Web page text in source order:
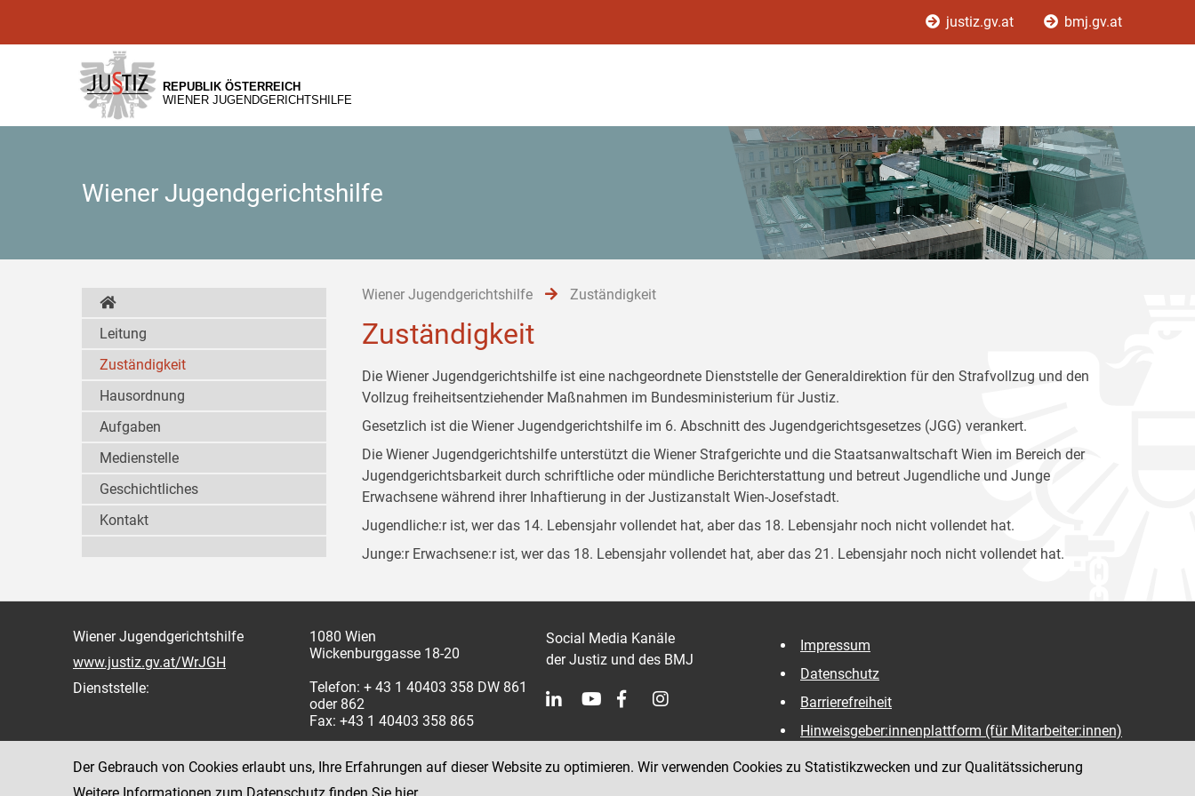
[1]
[2]
[3]
justiz.gv.at bmj.gv.at
REPUBLIK ÖSTERREICH
WIENER JUGENDGERICHTSHILFE
Wiener Jugendgerichtshilfe
Wiener Jugendgerichtshilfe Zuständigkeit
Zuständigkeit
Die Wiener Jugendgerichtshilfe ist eine nachgeordnete Dienststelle der Generaldirektion für den Strafvollzug und den
Vollzug freiheitsentziehender Maßnahmen im Bundesministerium für Justiz.
Gesetzlich ist die Wiener Jugendgerichtshilfe im 6. Abschnitt des Jugendgerichtsgesetzes (JGG) verankert.
Die Wiener Jugendgerichtshilfe unterstützt die Wiener Strafgerichte und die Staatsanwaltschaft Wien im Bereich der
Jugendgerichtsbarkeit durch schriftliche oder mündliche Berichterstattung und betreut Jugendliche und Junge
Erwachsene während ihrer Inhaftierung in der Justizanstalt Wien-Josefstadt.
Jugendliche:r ist, wer das 14. Lebensjahr vollendet hat, aber das 18. Lebensjahr noch nicht vollendet hat.
Junge:r Erwachsene:r ist, wer das 18. Lebensjahr vollendet hat, aber das 21. Lebensjahr noch nicht vollendet hat.
Leitung
Zuständigkeit
Hausordnung
Aufgaben
Medienstelle
Geschichtliches
Kontakt
Wiener Jugendgerichtshilfe
www.justiz.gv.at/WrJGH
Dienststelle:
1080 Wien
Wickenburggasse 18-20
Telefon: + 43 1 40403 358 DW 861
oder 862
Fax: +43 1 40403 358 865
Social Media Kanäle
der Justiz und des BMJ
Impressum
Datenschutz
Barrierefreiheit
Hinweisgeber:innenplattform (für Mitarbeiter:innen)
Der Gebrauch von Cookies erlaubt uns, Ihre Erfahrungen auf dieser Website zu optimieren. Wir verwenden Cookies zu Statistikzwecken und zur Qualitätssicherung